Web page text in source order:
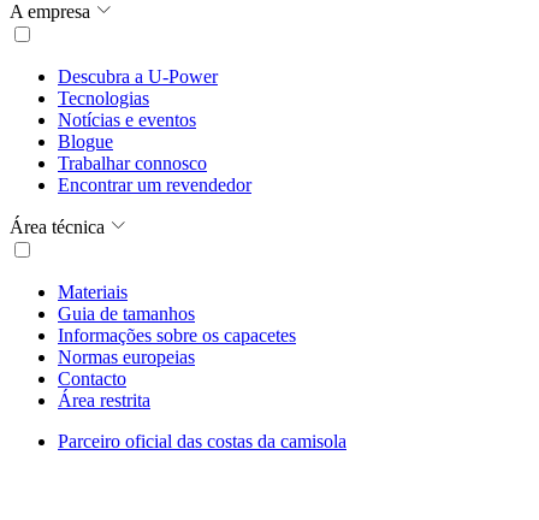
A empresa
Descubra a U-Power
Tecnologias
Notícias e eventos
Blogue
Trabalhar connosco
Encontrar um revendedor
Área técnica
Materiais
Guia de tamanhos
Informações sobre os capacetes
Normas europeias
Contacto
Área restrita
Parceiro oficial das costas da camisola